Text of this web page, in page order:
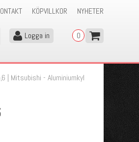
NYHETER
KÖPVILLKOR
0
Logga in
| Mitsubishi - Aluminiumkyl